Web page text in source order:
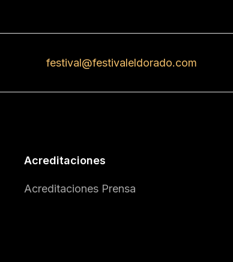
festival@festivaleldorado.com
Acreditaciones
Acreditaciones Prensa